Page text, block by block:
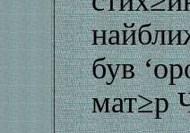
був
мат≥р